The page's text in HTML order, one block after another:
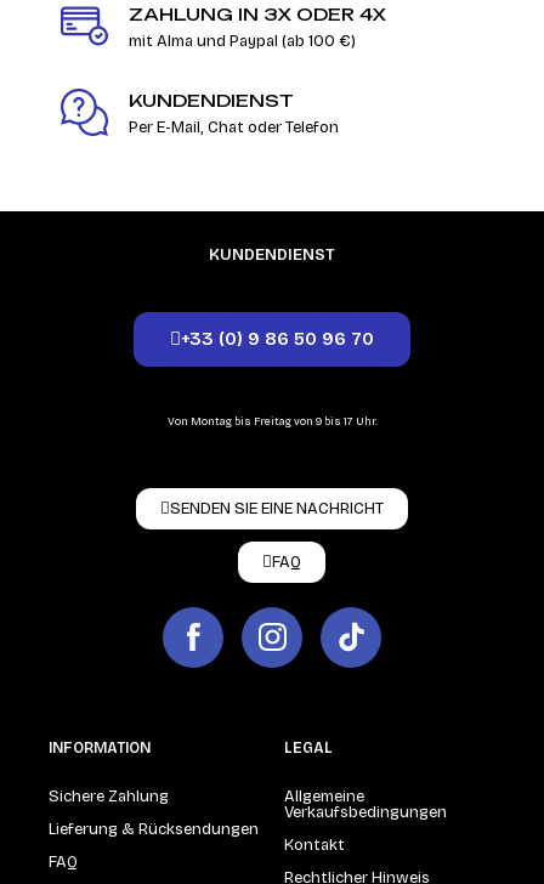
ZAHLUNG IN 3X ODER 4X
mit Alma und Paypal (ab 100 €)
KUNDENDIENST
Per E-Mail, Chat oder Telefon
KUNDENDIENST
+33 (0) 9 86 50 96 70
Von Montag bis Freitag von 9 bis 17 Uhr.
SENDEN SIE EINE NACHRICHT
FAQ
INFORMATION
Sichere Zahlung
Lieferung & Rücksendungen
FAQ
LEGAL
Allgemeine
Verkaufsbedingungen
Kontakt
Rechtlicher Hinweis